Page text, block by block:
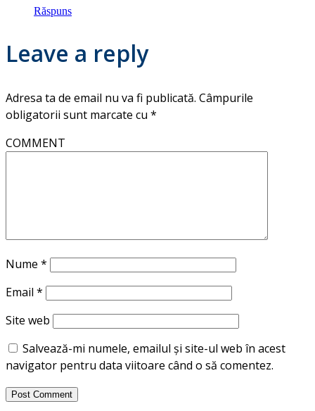
Răspuns
Leave a reply
Adresa ta de email nu va fi publicată. Câmpurile
obligatorii sunt marcate cu *
COMMENT
Nume *
Email *
Site web
Salvează-mi numele, emailul și site-ul web în acest
navigator pentru data viitoare când o să comentez.